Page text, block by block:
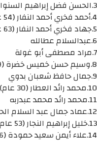
3.الحسن فضل إبراهيم السنوار (23 عام)
4.أحمد فخري أحمد النفار (54 عام)
5.جهاد فخري أحمد النفار (63 عام)
6.عبدالسلام عطالله
7.مراد مصطفى أبو غولة
8.وسيم حسن خميس خضرة (19 عام)
9.جمال حافظ شعبان بدوي
10.محمد رائد العطار (30 عام)
11.محمد رائد محمد عبدربه
12.عماد جمال عبد السلام الحاج علي (20 عام)
13.خليل إبراهيم النجار (53 عام)
14.علاء أيمن سعيد حمودة (26 عام)